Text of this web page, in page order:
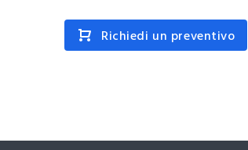
Richiedi un preventivo